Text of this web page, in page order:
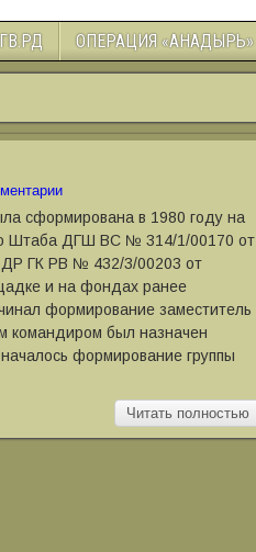
ОПЕРАЦИЯ «АНАДЫРЬ»
сформирована в 1980 году на
Штаба ДГШ ВС № 314/1/00170 от
ДР ГК РВ № 432/3/00203 от
и на фондах ранее
формирование заместитель
командиром был назначен
формирование группы
Читать полностью